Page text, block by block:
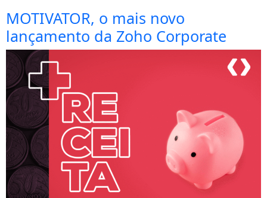
MOTIVATOR, o mais novo
lançamento da Zoho Corporate